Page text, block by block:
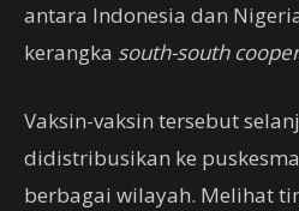
antara Indonesia dan
kerangka south-south
Vaksin-vaksin tersebut
didistribusikan ke
berbagai wilayah. Melihat